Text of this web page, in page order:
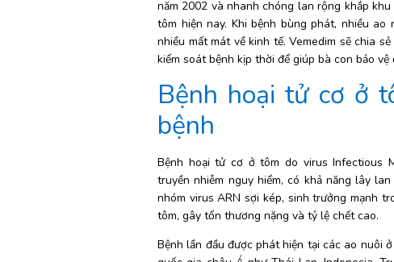
năm 2002 và nhanh chóng lan rộng khắp
tôm hiện nay. Khi bệnh bùng phát, nhiều
nhiều mất mát về kinh tế. Vemedim sẽ chia
kiểm soát bệnh kịp thời để giúp bà con bảo
Bệnh hoại tử cơ ở
bệnh
Bệnh hoại tử cơ ở tôm do virus Infectious
truyền nhiễm nguy hiểm, có khả năng lây
nhóm virus ARN sợi kép, sinh trưởng mạnh
tôm, gây tổn thương nặng và tỷ lệ chết cao.
Bệnh lần đầu được phát hiện tại các ao nuôi